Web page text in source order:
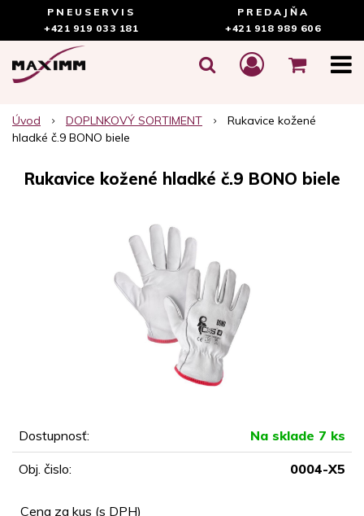
PNEUSERVIS
+421 919 033 181
PREDAJŇA
+421 918 989 606
Úvod DOPLNKOVÝ SORTIMENT
Rukavice kožené
hladké č.9 BONO biele
Rukavice kožené hladké č.9 BONO biele
Dostupnosť: Na sklade 7 ks
Obj. čislo: 0004-X5
Cena za kus (s DPH)